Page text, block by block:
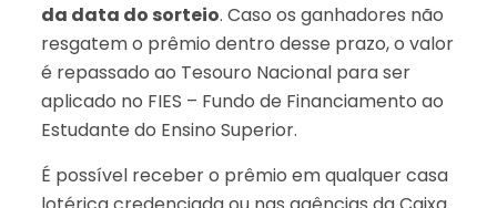
da data do sorteio. Caso os ganhadores não
resgatem o prêmio dentro desse prazo, o valor
é repassado ao Tesouro Nacional para ser
aplicado no FIES – Fundo de Financiamento ao
Estudante do Ensino Superior.
É possível receber o prêmio em qualquer casa